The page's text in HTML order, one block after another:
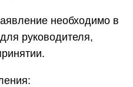
необходимо в
руководителя,